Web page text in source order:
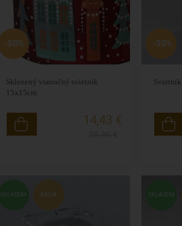
Sklenený vianočný svietnik
15x15cm
14,43 €
-50% -30%
AKCIA
SKLADOM SKLADOM